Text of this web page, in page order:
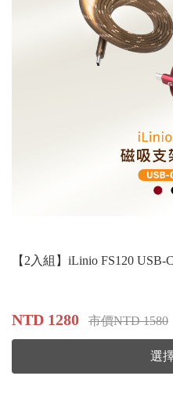
【2入組】iLinio FS120
NTD 1280 市價NTD 1580
選